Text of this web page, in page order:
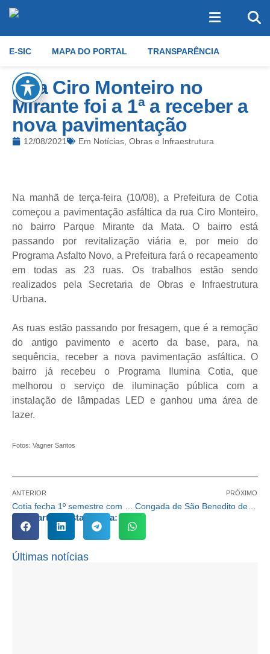
E-SIC MAPA DO PORTAL TRANSPARÊNCIA
Rua Ciro Monteiro no
Mirante foi a 1ª a receber a
nova pavimentação
12/08/2021 Em Notícias Obras e Infraestrutura
Na manhã de terça-feira (10/08), a Prefeitura de Cotia
começou a pavimentação asfáltica da rua Ciro Monteiro,
no bairro Parque Mirante da Mata. O bairro está
passando por revitalização viária e, por meio do
Programa Asfalto Novo, a Prefeitura fará o recapeamento
em todas as 23 ruas. Os trabalhos estão sendo
realizados pela Secretaria de Obras e Infraestrutura
Urbana.
As ruas estão passando por fresagem, que é a remoção
do antigo pavimento e acerto da base, para, na
sequência, receber a nova pavimentação asfáltica. O
bairro já recebeu o Programa Ilumina Cotia, que
melhorou o serviço de iluminação pública com a
instalação de lâmpadas LED e ganhou uma área de
lazer.
Fotos: Vagner Santos
ANTERIOR PRÓXIMO
Congada de São Benedito de Cotia é eternizada na exposição “Retomada”
Compartilhe esta notícia:
Últimas notícias